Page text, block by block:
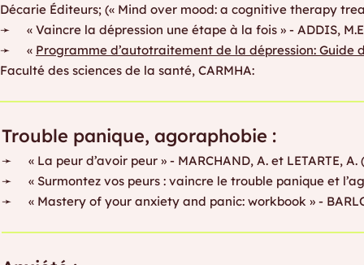
Décarie Éditeurs; (« Mind over mood: a cognitive therapy
➛ « Vaincre la dépression une étape à la fois » - ADDIS,
➛ « Programme d’autotraitement de la dépression: Guide
Faculté des sciences de la santé, CARMHA:
Trouble panique, agoraphobie :
➛ « La peur d’avoir peur » - MARCHAND, A. et LETARTE, A.
➛ « Surmontez vos peurs : vaincre le trouble panique et
➛ « Mastery of your anxiety and panic: workbook » -